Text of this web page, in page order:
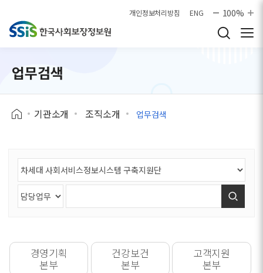
개인정보처리방침 ENG 100%
업무검색
기관소개 조직소개 업무검색
경영기획
본부
건강보건
본부
고객지원
본부